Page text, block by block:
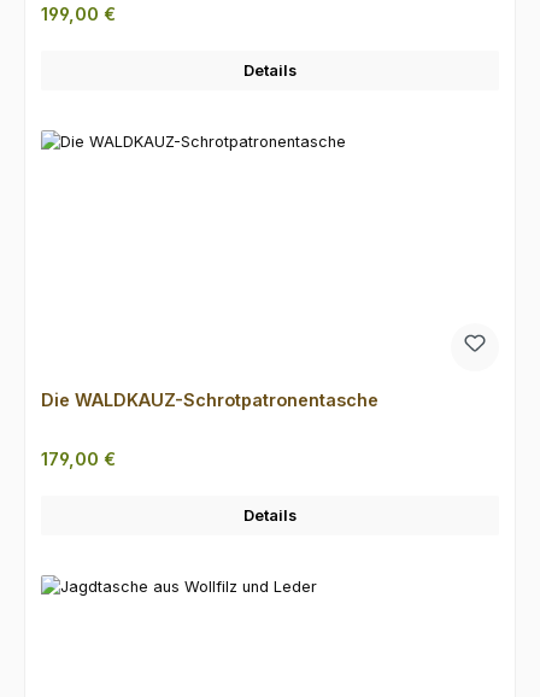
Regulärer Preis:
199,00 €
Details
Die WALDKAUZ-Schrotpatronentasche
Regulärer Preis:
179,00 €
Details